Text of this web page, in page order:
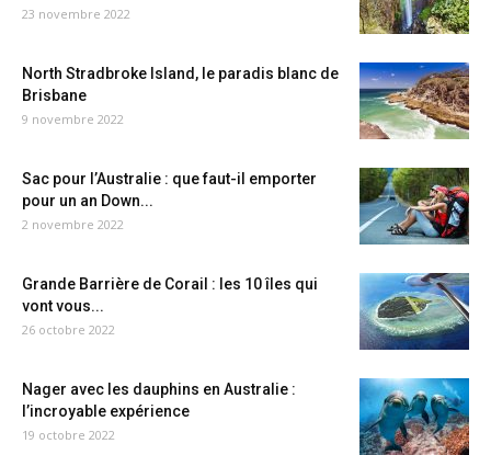
23 novembre 2022
North Stradbroke Island, le paradis blanc de
Brisbane
9 novembre 2022
Sac pour l’Australie : que faut-il emporter
pour un an Down...
2 novembre 2022
Grande Barrière de Corail : les 10 îles qui
vont vous...
26 octobre 2022
Nager avec les dauphins en Australie :
l’incroyable expérience
19 octobre 2022